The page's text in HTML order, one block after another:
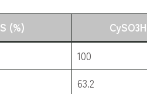
(%)
100
63.2